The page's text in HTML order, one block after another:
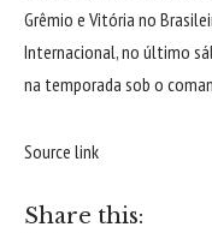
Grêmio e Vitória no
Internacional, no último
na temporada sob o
Source link
Share this: